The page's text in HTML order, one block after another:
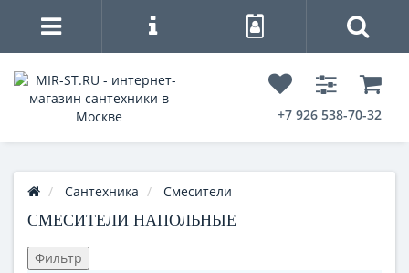
+7 926 538-70-32
Сантехника Смесители
СМЕСИТЕЛИ НАПОЛЬНЫЕ
Фильтр